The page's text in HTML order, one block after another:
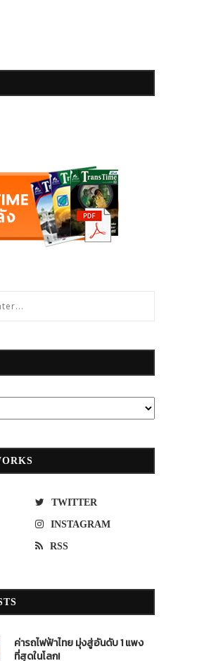
TWITTER
INSTAGRAM
RSS
ค่ารถไฟฟ้าไทย มุ่งสู่อันดับ 1 แพง
ที่สุดในโลก!